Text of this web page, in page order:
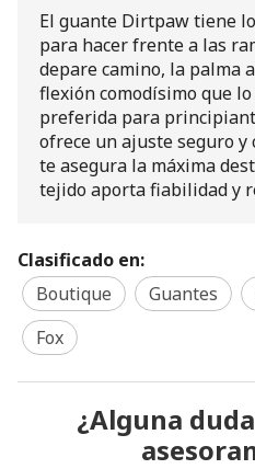
El guante Dirtpaw tiene
para hacer frente a las
depare camino, la palma
flexión comodísimo que
preferida para
ofrece un ajuste seguro y
te asegura la máxima
tejido aporta fiabilidad y
Clasificado en:
Boutique
Guantes
Fox
¿Alguna